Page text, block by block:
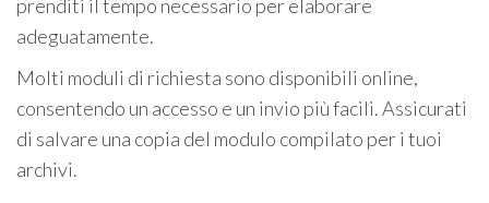
prenditi il tempo necessario per elaborare
adeguatamente.
Molti moduli di richiesta sono disponibili online,
consentendo un accesso e un invio più facili. Assicurati
di salvare una copia del modulo compilato per i tuoi
archivi.